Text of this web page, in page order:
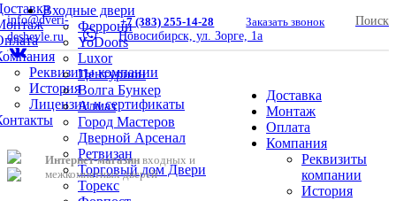
Реквизиты компании
История
Лицензии и сертификаты
Входные двери
Феррони
YoDoors
Luxor
Центурион
Волга Бункер
Алмаз
Город Мастеров
Дверной Арсенал
Ретвизан
Торговый дом Двери
Торекс
info@dveri-
deshevle.ru
+7 (383) 255-14-28
Заказать звонок
Новосибирск, ул. Зорге, 1а
Поиск
Интернет-магазин входных и
межкомнатных дверей
Доставка
Монтаж
Оплата
Компания
Реквизиты
компании
История